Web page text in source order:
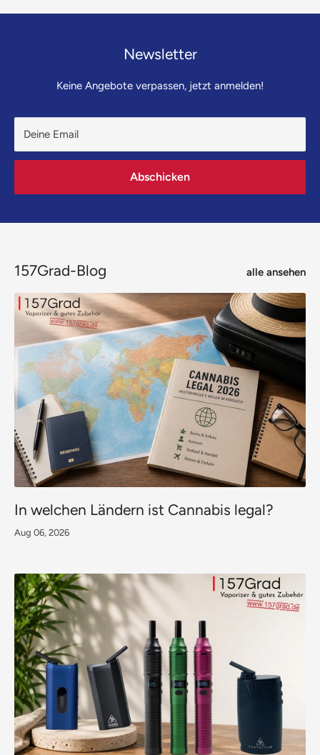
Newsletter
Keine Angebote verpassen, jetzt anmelden!
Deine Email
Abschicken
157Grad-Blog alle ansehen
In welchen Ländern ist Cannabis legal?
Aug 06, 2026